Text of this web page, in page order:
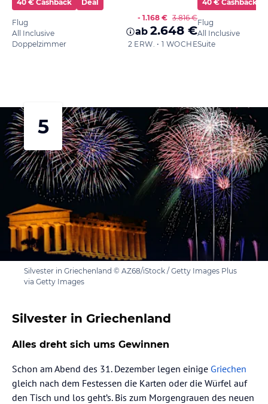
40 € Cashback Deal
Flug
All Inclusive
Doppelzimmer
- 1.168 € 3.816 €
ab 2.648 €
2 ERW. • 1 WOCHE
40 € Cashback
Flug
All Inclusive
Suite
5
Silvester in Griechenland © AZ68/iStock / Getty Images Plus
via Getty Images
Silvester in Griechenland
Alles dreht sich ums Gewinnen
Schon am Abend des 31. Dezember legen einige Griechen
gleich nach dem Festessen die Karten oder die Würfel auf
den Tisch und los geht’s. Bis zum Morgengrauen des neuen